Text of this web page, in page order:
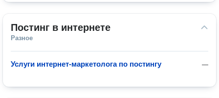
Постинг в интернете
Разное
—
Услуги интернет-маркетолога по постингу